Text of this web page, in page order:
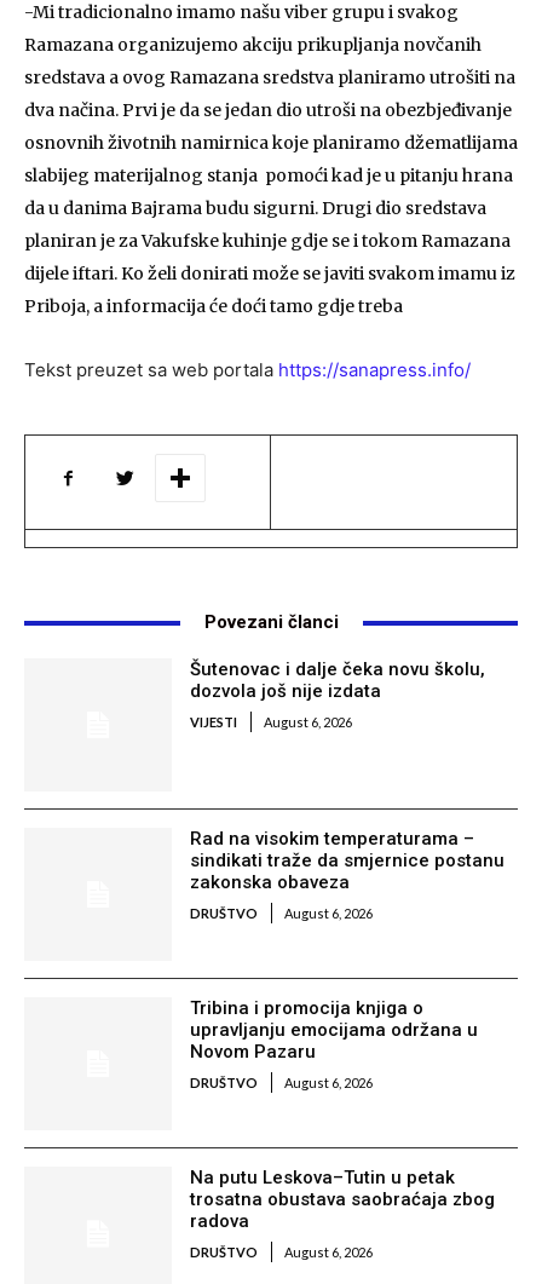
-Mi tradicionalno imamo našu viber grupu i svakog
Ramazana organizujemo akciju prikupljanja novčanih
sredstava a ovog Ramazana sredstva planiramo utrošiti na
dva načina. Prvi je da se jedan dio utroši na obezbjeđivanje
osnovnih životnih namirnica koje planiramo džematlijama
slabijeg materijalnog stanja pomoći kad je u pitanju hrana
da u danima Bajrama budu sigurni. Drugi dio sredstava
planiran je za Vakufske kuhinje gdje se i tokom Ramazana
dijele iftari. Ko želi donirati može se javiti svakom imamu iz
Priboja, a informacija će doći tamo gdje treba
Tekst preuzet sa web portala https://sanapress.info/
Povezani članci
Šutenovac i dalje čeka novu školu,
dozvola još nije izdata
VIJESTI August 6, 2026
Rad na visokim temperaturama –
sindikati traže da smjernice postanu
zakonska obaveza
DRUŠTVO August 6, 2026
Tribina i promocija knjiga o
upravljanju emocijama održana u
Novom Pazaru
DRUŠTVO August 6, 2026
Na putu Leskova–Tutin u petak
trosatna obustava saobraćaja zbog
radova
DRUŠTVO August 6, 2026